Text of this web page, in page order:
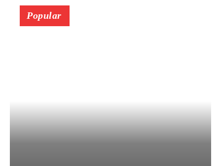
Popular